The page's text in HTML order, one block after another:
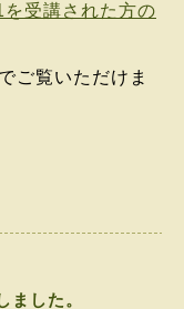
受講された方の
でご覧いただけま
ました。